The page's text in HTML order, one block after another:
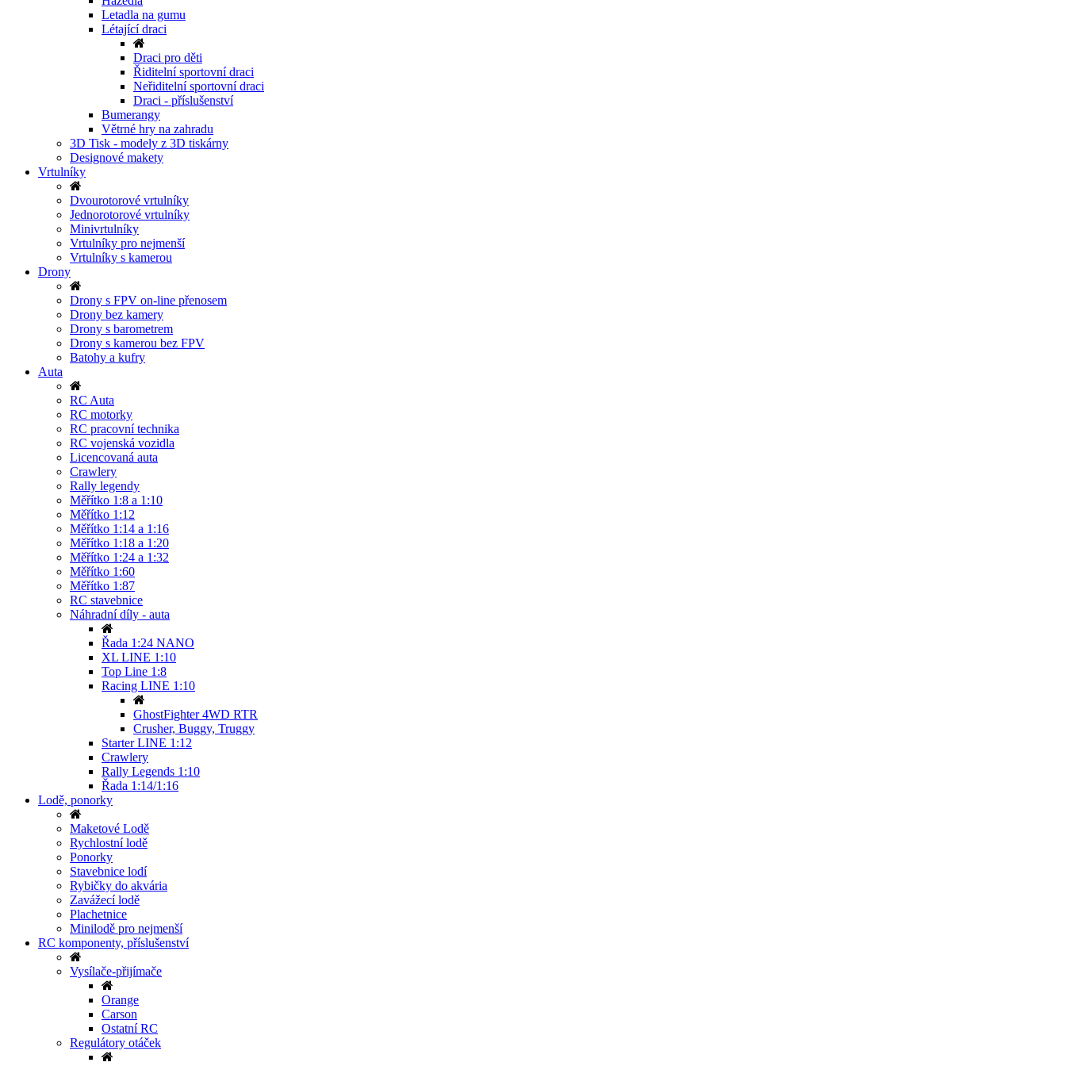
Letadla na gumu
Létající draci
Draci pro děti
Řiditelní sportovní draci
Neřiditelní sportovní draci
Draci - příslušenství
Bumerangy
Větrné hry na zahradu
3D Tisk - modely z 3D tiskárny
Designové makety
Vrtulníky
Dvourotorové vrtulníky
Jednorotorové vrtulníky
Minivrtulníky
Vrtulníky pro nejmenší
Vrtulníky s kamerou
Drony
Drony s FPV on-line přenosem
Drony bez kamery
Drony s barometrem
Drony s kamerou bez FPV
Batohy a kufry
Auta
RC Auta
RC motorky
RC pracovní technika
RC vojenská vozidla
Licencovaná auta
Crawlery
Rally legendy
Měřítko 1:8 a 1:10
Měřítko 1:12
Měřítko 1:14 a 1:16
Měřítko 1:18 a 1:20
Měřítko 1:24 a 1:32
Měřítko 1:60
Měřítko 1:87
RC stavebnice
Náhradní díly - auta
Řada 1:24 NANO
XL LINE 1:10
Top Line 1:8
Racing LINE 1:10
GhostFighter 4WD RTR
Crusher, Buggy, Truggy
Starter LINE 1:12
Crawlery
Rally Legends 1:10
Řada 1:14/1:16
Lodě, ponorky
Maketové Lodě
Rychlostní lodě
Ponorky
Stavebnice lodí
Rybičky do akvária
Zavážecí lodě
Plachetnice
Minilodě pro nejmenší
RC komponenty, příslušenství
Vysílače-přijímače
Orange
Carson
Ostatní RC
Regulátory otáček